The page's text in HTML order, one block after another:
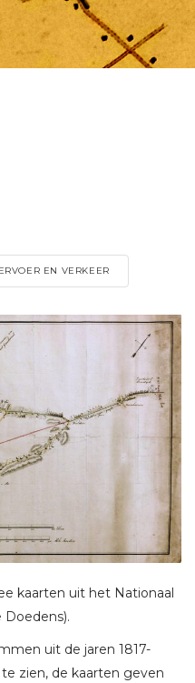
EN VERKEER
kaarten uit het Nationaal
Doedens).
uit de jaren 1817-
zien, de kaarten geven